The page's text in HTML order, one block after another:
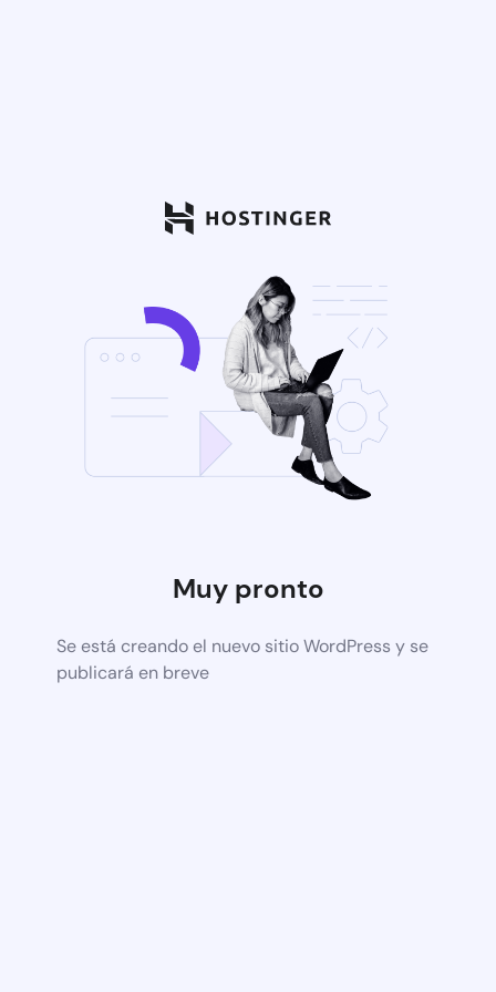
Muy pronto
Se está creando el nuevo sitio WordPress y se
publicará en breve